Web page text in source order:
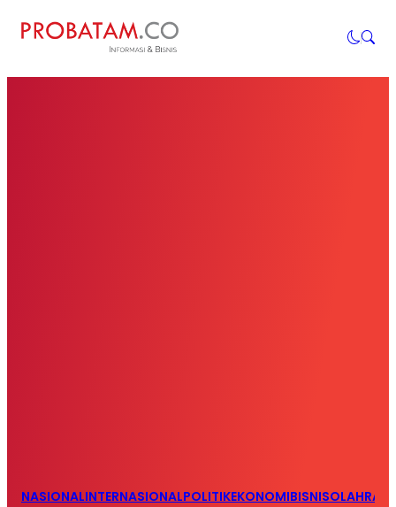
NASIONALINTERNASIONALPOLITIKEKONOMIBISNIS